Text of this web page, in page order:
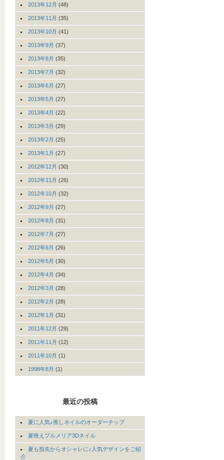
2013年12月 (48)
2013年11月 (35)
2013年10月 (41)
2013年9月 (37)
2013年8月 (35)
2013年7月 (32)
2013年6月 (27)
2013年5月 (27)
2013年4月 (22)
2013年3月 (29)
2013年2月 (25)
2013年1月 (27)
2012年12月 (30)
2012年11月 (26)
2012年10月 (32)
2012年9月 (27)
2012年8月 (31)
2012年7月 (27)
2012年6月 (26)
2012年5月 (30)
2012年4月 (34)
2012年3月 (28)
2012年2月 (28)
2012年1月 (31)
2011年12月 (29)
2011年11月 (12)
2011年10月 (1)
1998年8月 (1)
最近の投稿
夏に人気♪推しネイルのオーダーチップ
夏映えプルメリア3Dネイル
夏も指先からオシャレに♪人気デザインをご紹
介